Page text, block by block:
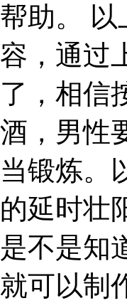
帮助。
容，通过
了，相信
酒，男性
当锻炼。
的延时壮
是不是知
就可以制